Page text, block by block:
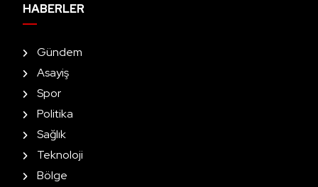
HABERLER
Gündem
Asayiş
Spor
Politika
Sağlık
Teknoloji
Bölge